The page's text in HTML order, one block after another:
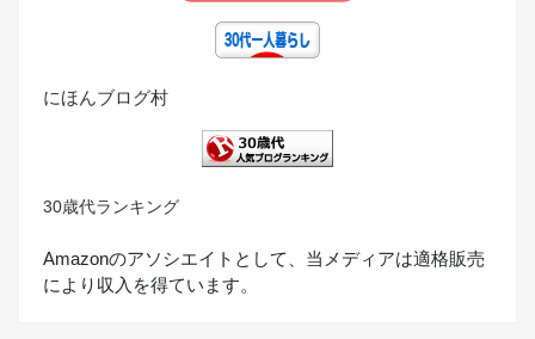
にほんブログ村
30歳代ランキング
Amazonのアソシエイトとして、当メディアは適格販売
により収入を得ています。